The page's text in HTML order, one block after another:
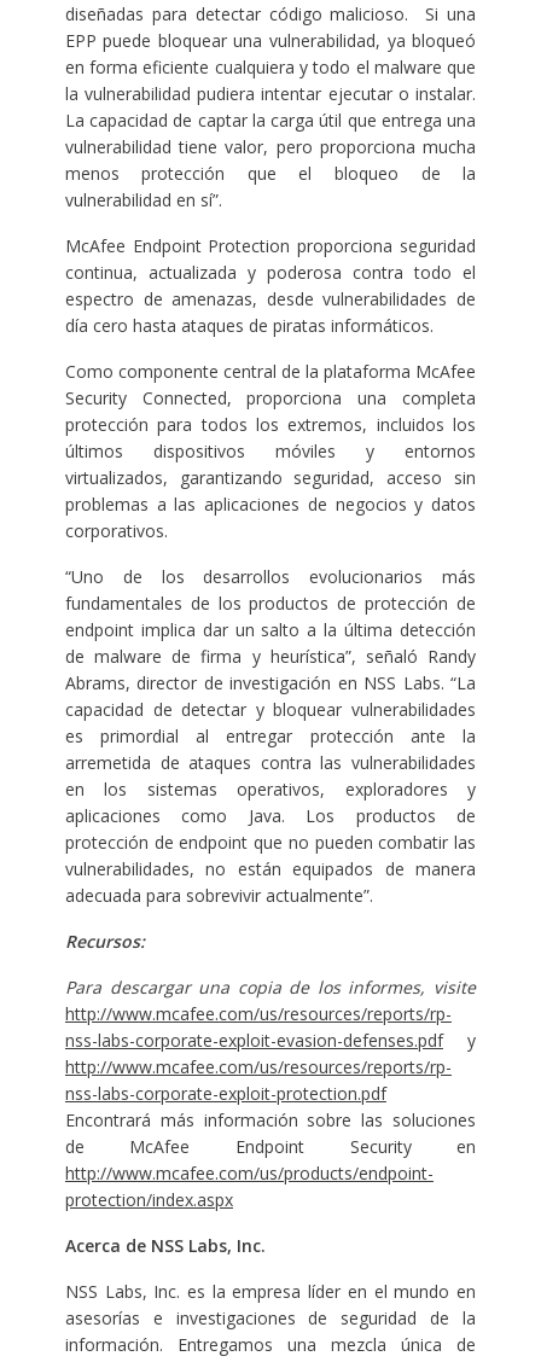
diseñadas para detectar código malicioso. Si una
EPP puede bloquear una vulnerabilidad, ya bloqueó
en forma eficiente cualquiera y todo el malware que
la vulnerabilidad pudiera intentar ejecutar o instalar.
La capacidad de captar la carga útil que entrega una
vulnerabilidad tiene valor, pero proporciona mucha
menos protección que el bloqueo de la
vulnerabilidad en sí”.
McAfee Endpoint Protection proporciona seguridad
continua, actualizada y poderosa contra todo el
espectro de amenazas, desde vulnerabilidades de
día cero hasta ataques de piratas informáticos.
Como componente central de la plataforma McAfee
Security Connected, proporciona una completa
protección para todos los extremos, incluidos los
últimos dispositivos móviles y entornos
virtualizados, garantizando seguridad, acceso sin
problemas a las aplicaciones de negocios y datos
corporativos.
“Uno de los desarrollos evolucionarios más
fundamentales de los productos de protección de
endpoint implica dar un salto a la última detección
de malware de firma y heurística”, señaló Randy
Abrams, director de investigación en NSS Labs. “La
capacidad de detectar y bloquear vulnerabilidades
es primordial al entregar protección ante la
arremetida de ataques contra las vulnerabilidades
en los sistemas operativos, exploradores y
aplicaciones como Java. Los productos de
protección de endpoint que no pueden combatir las
vulnerabilidades, no están equipados de manera
adecuada para sobrevivir actualmente”.
Recursos:
Para descargar una copia de los informes, visite
http://www.mcafee.com/us/resources/reports/rp-
nss-labs-corporate-exploit-evasion-defenses.pdfy
http://www.mcafee.com/us/resources/reports/rp-
nss-labs-corporate-exploit-protection.pdf
Encontrará más información sobre las soluciones
de McAfee Endpoint Security en
http://www.mcafee.com/us/products/endpoint-
protection/index.aspx
Acerca de NSS Labs, Inc.
NSS Labs, Inc. es la empresa líder en el mundo en
asesorías e investigaciones de seguridad de la
información. Entregamos una mezcla única de